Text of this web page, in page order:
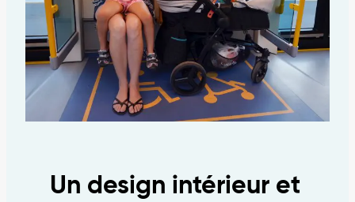
Un design intérieur et